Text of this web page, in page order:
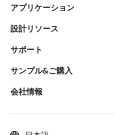
アプリケーション
設計リソース
サポート
サンプル&ご購入
会社情報
ず
にする
ソリューショ
キット
画
Keisuke